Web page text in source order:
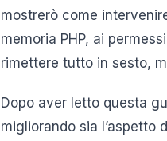
mostrerò come
memoria PHP, ai
rimettere tutto in sesto,
Dopo aver letto questa
migliorando sia l’aspetto